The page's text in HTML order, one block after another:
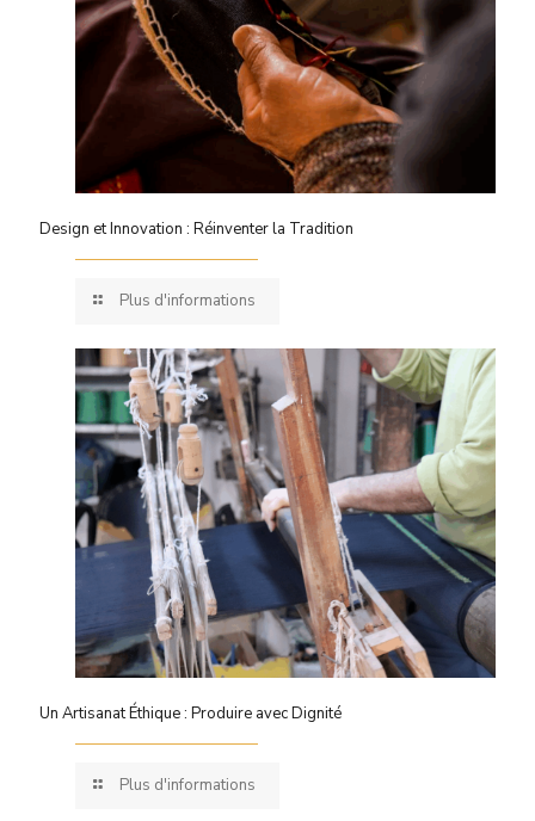
Design et Innovation : Réinventer la Tradition
Plus d'informations
Un Artisanat Éthique : Produire avec Dignité
Plus d'informations